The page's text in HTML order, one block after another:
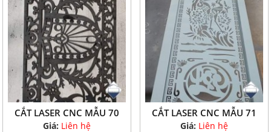
CẮT LASER CNC MẪU 70
Giá: Liên hệ
CẮT LASER CNC MẪU 71
Giá: Liên hệ